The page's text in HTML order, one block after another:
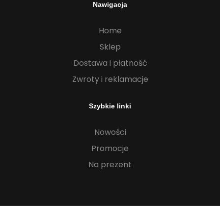
Nawigacja
Home
Sklep
Dostawa i płatność
Zwroty i reklamacje
Szybkie linki
Nowości
Promocje
Na prezent